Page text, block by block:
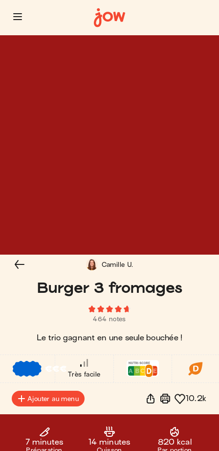
Burger 3 fromages
464 notes
Le trio gagnant en une seule bouchée !
Camille U.
€€€
Très facile
Ajouter au menu 10.2k
7 minutes 14 minutes 820 kcal